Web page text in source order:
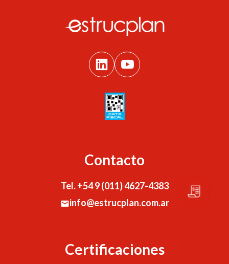
Contacto
Tel. +54 9 (011) 4627-4383
info@estrucplan.com.ar
Certificaciones